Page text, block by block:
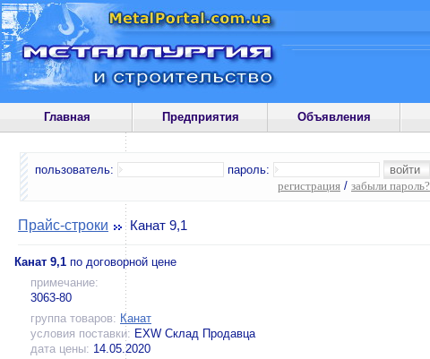
Главная Предприятия Объявления
пользователь:
пароль:
регистрация / забыли пароль?
Прайс-строки Канат 9,1
Канат 9,1 по договорной цене
примечание:
3063-80
группа товаров: Канат
условия поставки: EXW Склад Продавца
дата цены: 14.05.2020